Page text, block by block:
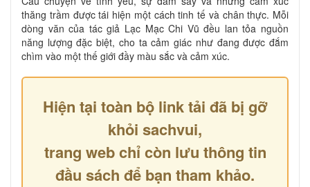
thăng trầm được tái hiện một cách tinh tế và chân thực. Mỗi
dòng văn của tác giả Lạc Mạc Chi Vũ đều lan tỏa nguồn
năng lượng đặc biệt, cho ta cảm giác như đang được đắm
chìm vào một thế giới đầy màu sắc và cảm xúc.
Hiện tại toàn bộ link tải đã bị gỡ
khỏi sachvui,
trang web chỉ còn lưu thông tin
đầu sách để bạn tham khảo.